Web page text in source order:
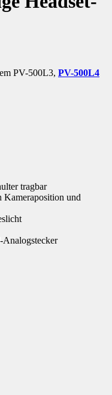
PV-500L3, PV-500L4
tragbar
Kameraposition und
Analogstecker